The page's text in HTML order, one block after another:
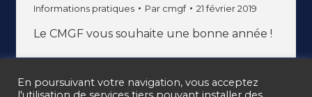
Informations pratiques Par cmgf 21 février 2019
Le CMGF vous souhaite une bonne année !
En poursuivant votre navigation, vous acceptez